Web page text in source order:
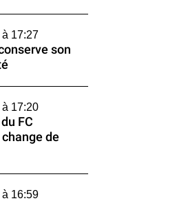
17:27
son
17:20
FC
de
16:59